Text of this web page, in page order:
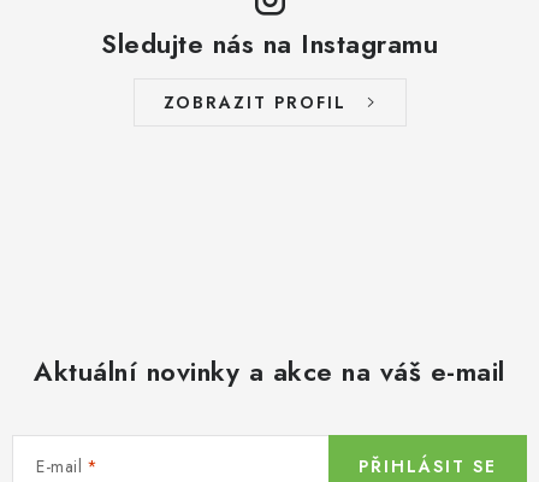
Sledujte nás na Instagramu
ZOBRAZIT PROFIL
Aktuální novinky a akce na váš e-mail
E-mail PŘIHLÁSIT SE